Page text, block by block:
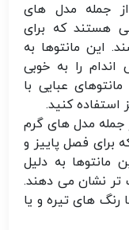
از جمله مدل های
هستند که برای
این مانتوها به
را به خوبی
عبایی با
استفاده کنید.
جمله مدل های گرم
فصل پاییز و
مانتوها به دلیل
تر نشان می دهند.
رنگ های تیره و یا